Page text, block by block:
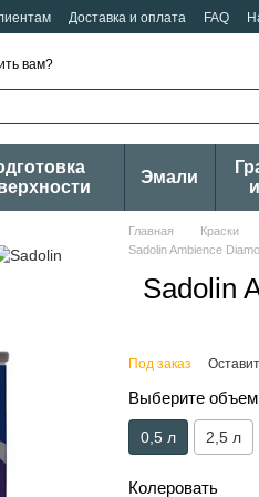
Доставка и оплата FAQ
вам?
Эмали
Главная Краски
Sadolin Ambience
Sadolin
Под заказ
Выберите объем
0,5 л 2,5 л
Колеровать